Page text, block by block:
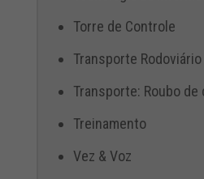
Torre de Controle
Transporte Rodoviário
Transporte: Roubo de
Treinamento
Vez & Voz